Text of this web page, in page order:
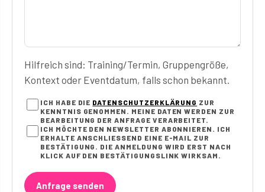
Hilfreich sind: Training/Termin, Gruppengröße,
Kontext oder Eventdatum, falls schon bekannt.
ICH HABE DIE DATENSCHUTZERKLÄRUNG ZUR
KENNTNIS GENOMMEN. MEINE DATEN WERDEN ZUR
BEARBEITUNG DER ANFRAGE VERARBEITET.
ICH MÖCHTE DEN NEWSLETTER ABONNIEREN. ICH
ERHALTE ANSCHLIESSEND EINE E-MAIL ZUR B
ESTÄTIGUNG. DIE ANMELDUNG WIRD ERST NACH K
LICK AUF DEN BESTÄTIGUNGSLINK WIRKSAM.
Anfrage senden